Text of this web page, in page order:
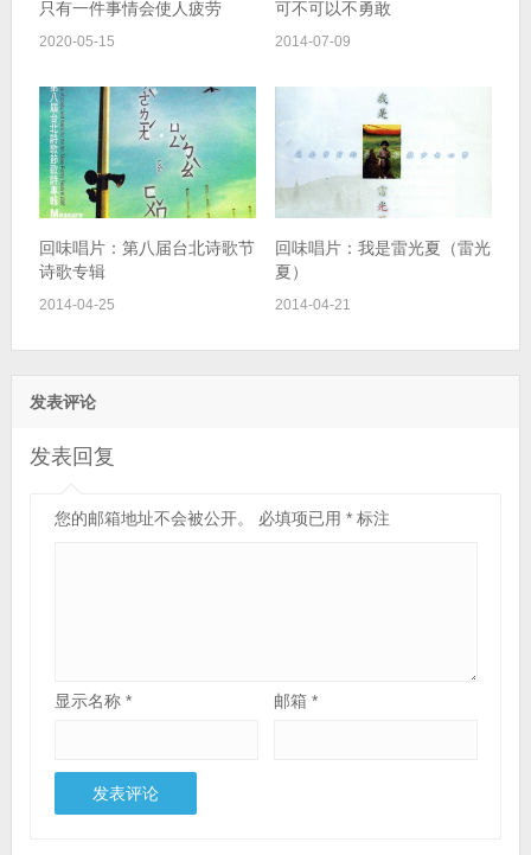
只有一件事情会使人疲劳
2020-05-15
可不可以不勇敢
2014-07-09
回味唱片：第八届台北诗歌节
诗歌专辑
2014-04-25
回味唱片：我是雷光夏（雷光
夏）
2014-04-21
发表评论
发表回复
您的邮箱地址不会被公开。 必填项已用 *标注
显示名称 * 邮箱*